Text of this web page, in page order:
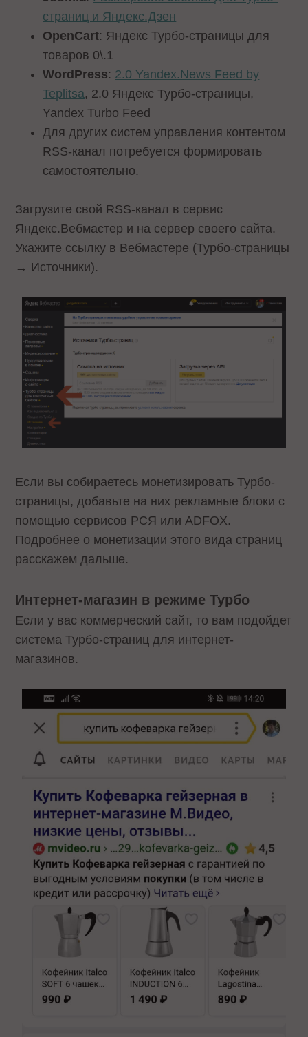
страниц и Яндекс.Дзен
OpenCart: Яндекс Турбо-страницы для
товаров 0\.1
WordPress: 2.0 Yandex.News Feed by
Teplitsa, 2.0 Яндекс Турбо-страницы,
Yandex Turbo Feed
Для других систем управления контентом
RSS-канал потребуется формировать
самостоятельно.
Загрузите свой RSS-канал в сервис
Яндекс.Вебмастер и на сервер своего сайта.
Укажите ссылку в Вебмастере (Турбо-страницы
→ Источники).
Если вы собираетесь монетизировать Турбо-
страницы, добавьте на них рекламные блоки с
помощью сервисов РСЯ или ADFOX.
Подробнее о монетизации этого вида страниц
расскажем дальше.
Интернет-магазин в режиме Турбо
Если у вас коммерческий сайт, то вам подойдет
система Турбо-страниц для интернет-
магазинов.